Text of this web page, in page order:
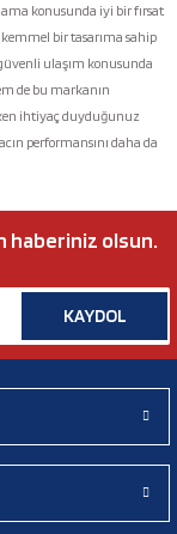
konusunda iyi bir fırsat
bir tasarıma sahip
ulaşım konusunda
de bu markanın
ihtiyaç duyduğunuz
performansını daha da
haberiniz olsun.
KAYDOL